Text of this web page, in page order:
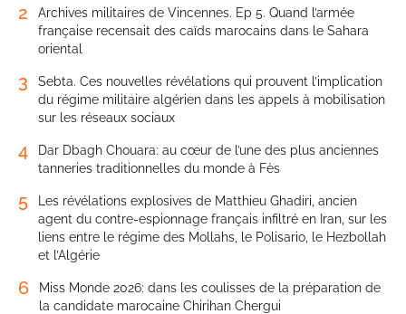
2
Archives militaires de Vincennes. Ep 5. Quand l’armée
française recensait des caïds marocains dans le Sahara
oriental
3
Sebta. Ces nouvelles révélations qui prouvent l’implication
du régime militaire algérien dans les appels à mobilisation
sur les réseaux sociaux
4
Dar Dbagh Chouara: au cœur de l’une des plus anciennes
tanneries traditionnelles du monde à Fès
5
Les révélations explosives de Matthieu Ghadiri, ancien
agent du contre-espionnage français infiltré en Iran, sur les
liens entre le régime des Mollahs, le Polisario, le Hezbollah
et l’Algérie
6
Miss Monde 2026: dans les coulisses de la préparation de
la candidate marocaine Chirihan Chergui